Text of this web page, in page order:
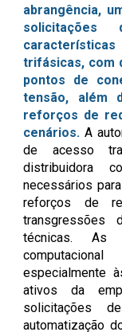
abrangência,
trifásicas, com
pontos de
tensão, além
reforços de
cenários. A
de acesso
distribuidora
necessários
reforços de
técnicas. As
especialmente
ativos da
solicitações
automatização